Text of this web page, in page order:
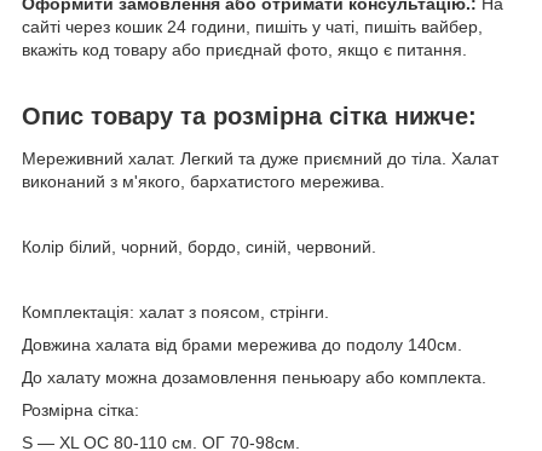
сайті через кошик 24 години, пишіть у чаті, пишіть вайбер,
вкажіть код товару або приєднай фото, якщо є питання.
Опис товару та розмірна сітка нижче:
Мереживний халат. Легкий та дуже приємний до тіла. Халат
виконаний з м'якого, бархатистого мережива.
Колір білий, чорний, бордо, синій, червоний.
Комплектація: халат з поясом, стрінги.
Довжина халата від брами мережива до подолу 140см.
До халату можна дозамовлення пеньюару або комплекта.
Розмірна сітка:
S — XL ОС 80-110 см. ОГ 70-98см.